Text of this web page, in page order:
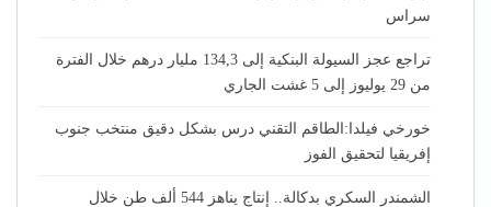
سراس
تراجع عجز السيولة البنكية إلى 134,3 مليار درهم خلال الفترة
من 29 يوليوز إلى 5 غشت الجاري
خورخي فيلدا:الطاقم التقني درس بشكل دقيق منتخب جنوب
إفريقيا لتحقيق الفوز
الشمندر السكري بدكالة.. إنتاج يناهز 544 ألف طن خلال